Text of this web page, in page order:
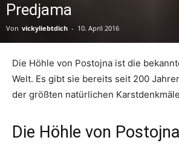
Predjama
Von vickyliebtdich - 10. April 2016
Die Höhle von Postojna ist die
Welt. Es gibt sie bereits seit 200
der größten natürlichen
Die Höhle von Postojna